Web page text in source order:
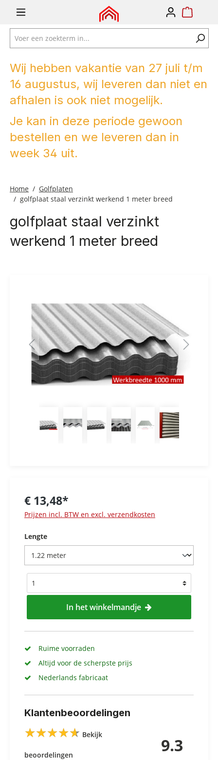
Ga naar de hoofdnavigatie
Wij hebben vakantie van 27 juli t/m
16 augustus, wij leveren dan niet en
afhalen is ook niet mogelijk.
Je kan in deze periode gewoon
bestellen en we leveren dan in
week 34 uit.
Home
Golfplaten
golfplaat staal verzinkt werkend 1 meter breed
golfplaat staal verzinkt
werkend 1 meter breed
€ 13,48*
Prijzen incl. BTW en excl. verzendkosten
Lengte
In het winkelmandje
Ruime voorraden
Altijd voor de scherpste prijs
Nederlands fabricaat
Klantenbeoordelingen
★★★★★
★★★★★ Bekijk
beoordelingen 9.3